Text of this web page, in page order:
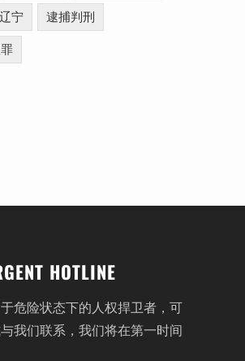
辽宁 逮捕判刑
HOTLINE
危险状态下的人权捍卫者，可
我们联系，我们将在第一时间